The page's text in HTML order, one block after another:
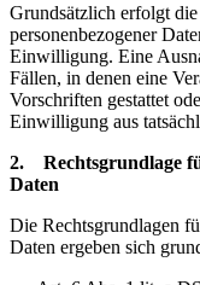
Grundsätzlich erfolgt
personenbezogener
Einwilligung. Eine
Fällen, in denen eine
Vorschriften gestattet
Einwilligung aus
2. Rechtsgrundlage
Daten
Die Rechtsgrundlagen
Daten ergeben sich